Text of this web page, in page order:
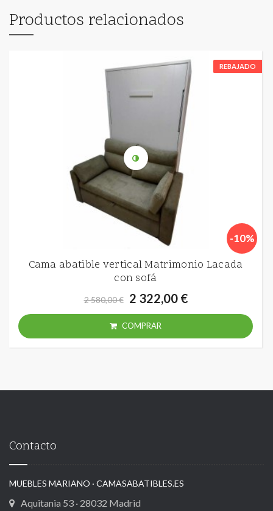
Productos relacionados
REBAJADO
Cama abatible vertical Matrimonio Lacada
con sofá
-10%
2 580,00 € 2 322,00 €
COMPRAR
Contacto
MUEBLES MARIANO · CAMASABATIBLES.ES
Aquitania 53 · 28032 Madrid